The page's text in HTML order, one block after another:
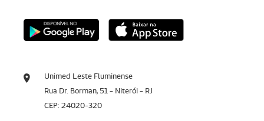
Unimed Leste Fluminense
Rua Dr. Borman, 51 - Niterói - RJ
CEP: 24020-320